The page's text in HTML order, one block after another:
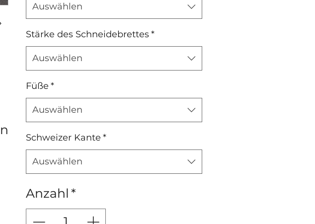
Auswählen
Stärke des Schneidebrettes*
Auswählen
Füße *
Auswählen
Schweizer Kante *
Auswählen
Anzahl *